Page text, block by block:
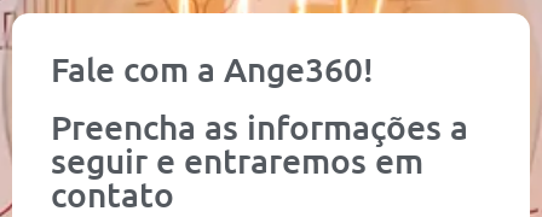
Fale com a Ange360!
Preencha as informações a
seguir e entraremos em
contato